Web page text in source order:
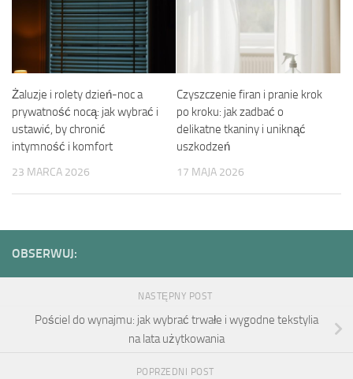
Żaluzje i rolety dzień-noc a
prywatność nocą: jak wybrać i
ustawić, by chronić
intymność i komfort
23 MARCA 2026
Czyszczenie firan i pranie krok
po kroku: jak zadbać o
delikatne tkaniny i uniknąć
uszkodzeń
17 MAJA 2026
OBSERWUJ:
NASTĘPNY POST
Pościel do wynajmu: jak wybrać trwałe i wygodne tekstylia
na lata użytkowania
POPRZEDNI POST